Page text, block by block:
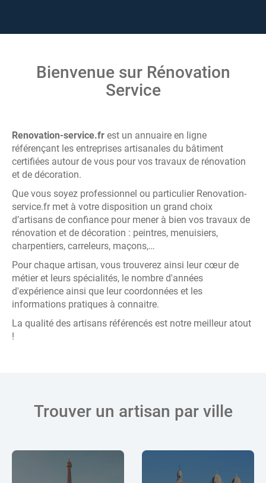
Bienvenue sur Rénovation
Service
Renovation-service.fr est un annuaire en ligne
référençant les entreprises artisanales du bâtiment
certifiées autour de vous pour vos travaux de rénovation
et de décoration.
Que vous soyez professionnel ou particulier Renovation-
service.fr met à votre disposition un grand choix
d’artisans de confiance pour mener à bien vos travaux de
rénovation et de décoration : peintres, menuisiers,
charpentiers, carreleurs, maçons,…
Pour chaque artisan, vous trouverez ainsi leur cœur de
métier et leurs spécialités, le nombre d'années
d'expérience ainsi que leur coordonnées et les
informations pratiques à connaitre.
La qualité des artisans référencés est notre meilleur atout
!
Trouver un artisan par ville